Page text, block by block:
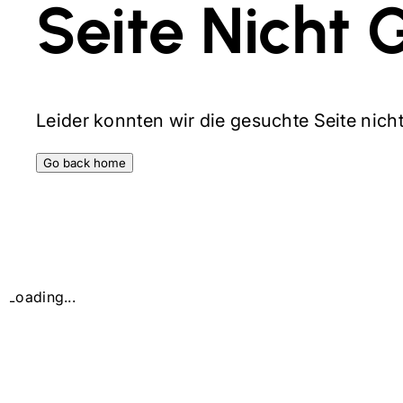
Seite Nicht
Leider konnten wir die gesuchte Seite nicht
Go back home